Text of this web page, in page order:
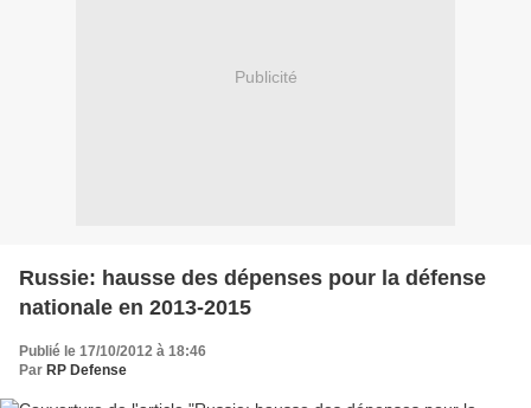
Publicité
Russie: hausse des dépenses pour la défense
nationale en 2013-2015
Publié le 17/10/2012 à 18:46
Par RP Defense